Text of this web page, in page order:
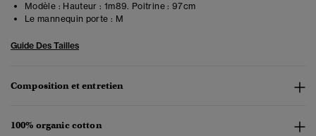
Modèle : Hauteur : 1m89. Poitrine : 97cm
Le mannequin porte : M
Guide Des Tailles
Composition et entretien
100% organic cotton